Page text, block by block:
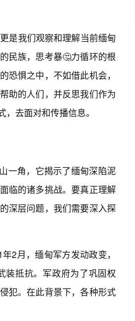
是我们观察和理解当前缅甸
民族，思考暴🤔力循环的根
恐惧之中，不如借此机会，
助的人们，并反思我们作为
去面对和传播信息。
一角，它揭示了缅甸深陷泥
临的诸多挑战。要真正理解
深层问题，我们需要深入探
2月，缅甸军方发动政变，
装抵抗。军政府为了巩固权
犯。在此背景下，各种形式